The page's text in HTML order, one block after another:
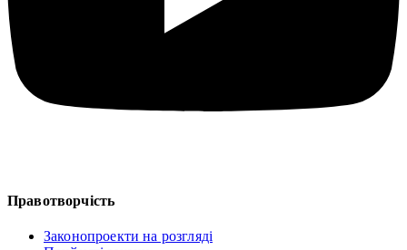
Правотворчість
Законопроекти на розгляді